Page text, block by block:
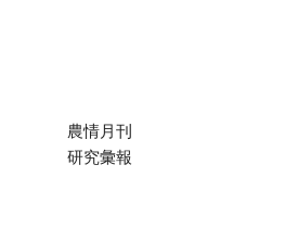
農情月刊
研究彙報